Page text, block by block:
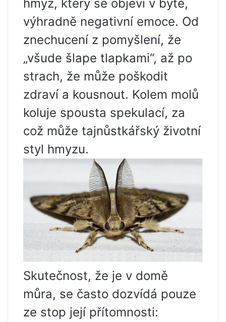
hmyz, který se objeví v bytě,
výhradně negativní emoce. Od
znechucení z pomyšlení, že
„všude šlape tlapkami“, až po
strach, že může poškodit
zdraví a kousnout. Kolem molů
koluje spousta spekulací, za
což může tajnůstkářský životní
styl hmyzu.
Skutečnost, že je v domě
můra, se často dozvídá pouze
ze stop její přítomnosti: